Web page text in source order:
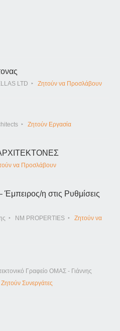
LTD Ζητούν να Προσλάβουν
Ζητούν Εργασία
να Προσλάβουν
Έμπειρος/η στις Ρυθμίσεις
NM PROPERTIES
Ζητούν να
Γραφείο ΟΜΑΣ - Γιάννης
Ζητούν Συνεργάτες